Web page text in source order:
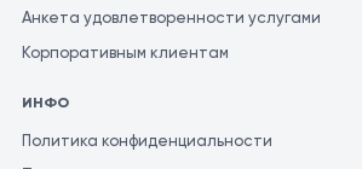
Анкета удовлетворенности услугами
Корпоративным клиентам
ИНФО
Политика конфиденциальности